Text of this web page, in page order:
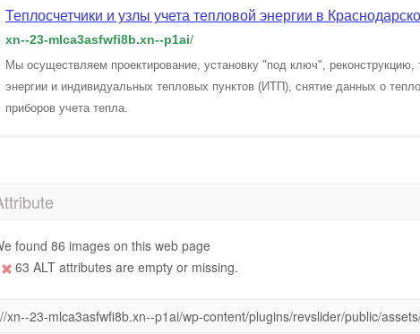
Теплосчетчики и узлы учета тепловой энергии в
xn--23-mlca3asfwfi8b.xn--p1ai/
Мы осуществляем проектирование, установку "под ключ", реконструкцию,
энергии и индивидуальных тепловых пунктов (ИТП), снятие данных о
приборов учета тепла.
found 86 images on this web page
63 ALT attributes are empty or missing.
//xn--23-mlca3asfwfi8b.xn--p1ai/wp-content/plugins/revslider/public/